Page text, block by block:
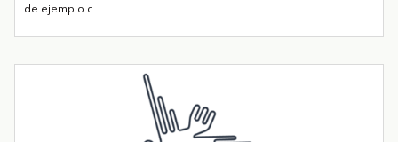
de ejemplo c...
integrado
Introducción La integración de la comunicación 4G en PLCs
basados en ESP32 abre un sinfín de posibilidades para el IoT y la
automatización industrial. En una entrada anterior del blog,​ "Cómo